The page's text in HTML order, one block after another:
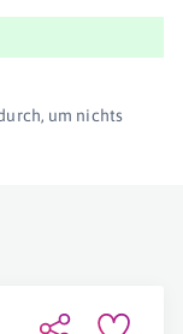
um nichts